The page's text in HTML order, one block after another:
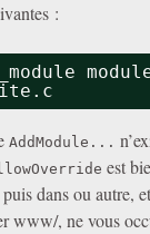
:
AddModule...
est
puis dansou autre,
www/, ne vous